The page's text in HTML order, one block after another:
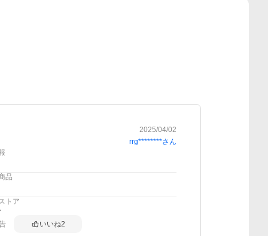
2025/04/02
rrg********さん
品
トア
いいね2